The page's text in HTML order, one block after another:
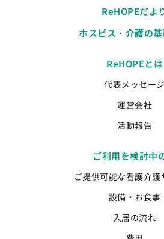
ReHOPEだよ
ホスピス・介護の
ReHOPEとは
代表メッセージ
運営会社
活動報告
ご利用を検討中
ご提供可能な看護介護
設備・お食事
入居の流れ